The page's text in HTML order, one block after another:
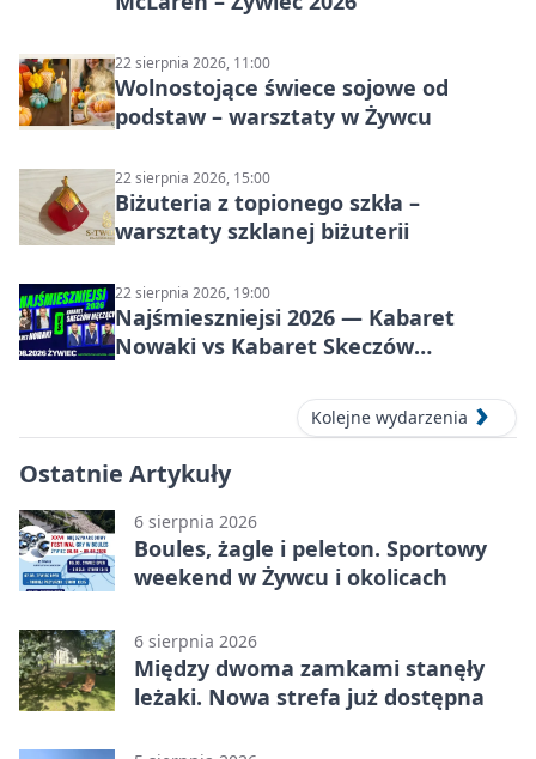
22 sierpnia 2026, 11:00
Wolnostojące świece sojowe od
podstaw – warsztaty w Żywcu
22 sierpnia 2026, 15:00
Biżuteria z topionego szkła –
warsztaty szklanej biżuterii
22 sierpnia 2026, 19:00
Najśmieszniejsi 2026 — Kabaret
Nowaki vs Kabaret Skeczów
Kolejne wydarzenia
Ostatnie Artykuły
6 sierpnia 2026
Boules, żagle i peleton. Sportowy
weekend w Żywcu i okolicach
6 sierpnia 2026
Między dwoma zamkami stanęły
leżaki. Nowa strefa już dostępna